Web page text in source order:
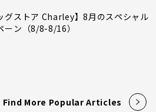
グストア Charley】8月のスペシャル
ーン（8/8-8/16）
Find More Popular Articles